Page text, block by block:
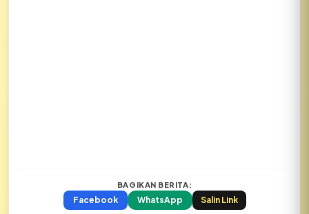
BAGIKAN BERITA:
Facebook WhatsApp Salin Link